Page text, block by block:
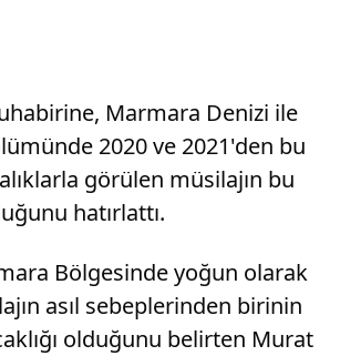
Marmara Denizi ile
2020 ve 2021'den bu
görülen müsilajın bu
hatırlattı.
Bölgesinde yoğun olarak
asıl sebeplerinden birinin
olduğunu belirten Murat